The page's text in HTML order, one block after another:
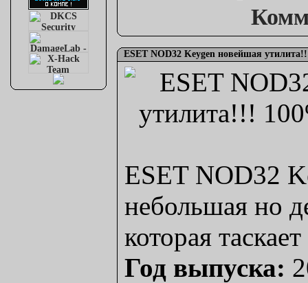
ESET NOD32 Keygen новейшая
ESET NOD32
небольшая но
которая
Год выпуска: